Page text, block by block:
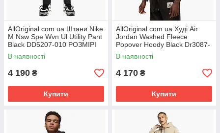
AllOriginal com ua Штани Nike
M Nsw Spe Wvn Ul Utility Pant
Black DD5207-010 РОЗМІРІ
ЗАПІТУЙТЕ
В наявності
4 190 ₴
Купити
AllOriginal com ua Худі Air
Jordan Washed Fleece
Popover Hoody Black Dr3087-
010 РОЗМІРИ ЗАПИТУЙТЕ
В наявності
4 170 ₴
Купити